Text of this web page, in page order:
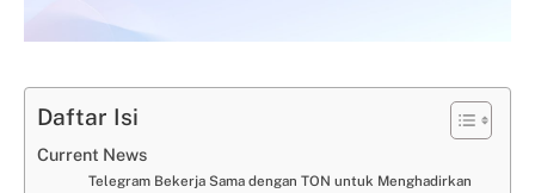
Daftar Isi
Current News
Telegram Bekerja Sama dengan TON untuk Menghadirkan